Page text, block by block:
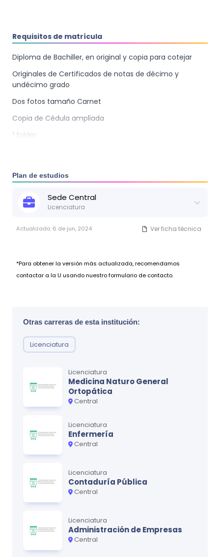
Requisitos de matrícula
Diploma de Bachiller, en original y copia para cotejar
Originales de Certificados de notas de décimo y
undécimo grado
Dos fotos tamaño Carnet
Copia de Cédula ampliada
1 folder
Plan de estudios
Sede Central
Licenciatura
Actualizado: 6 de jun, 2024 Ver ficha técnica
*Para obtener la versión más actualizada, recomendamos
contactar a la U usando nuestro formulario de contacto.
Otras carreras de esta institución:
Licenciatura
Licenciatura
Medicina Naturo General
Ortopática
Central
Licenciatura
Enfermería
Central
Licenciatura
Contaduría Pública
Central
Licenciatura
Administración de Empresas
Central